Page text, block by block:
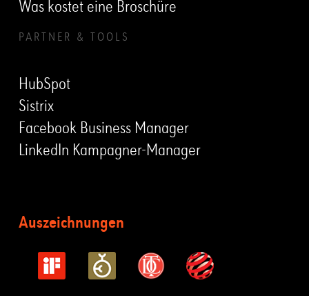
Was kostet eine Broschüre
PARTNER & TOOLS
HubSpot
Sistrix
Facebook Business Manager
LinkedIn Kampagner-Manager
Auszeichnungen